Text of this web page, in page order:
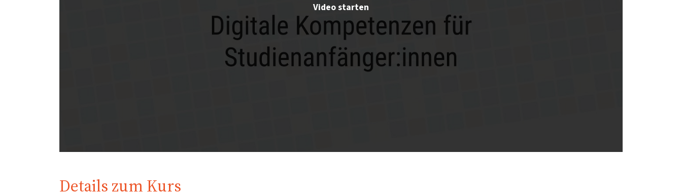
Video starten
Details zum Kurs